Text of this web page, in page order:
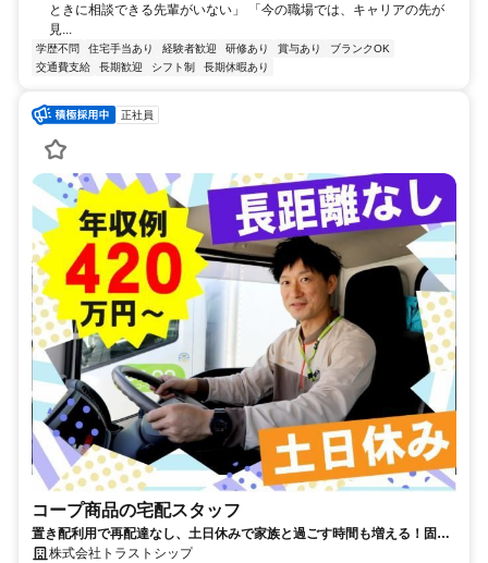
ときに相談できる先輩がいない」 「今の職場では、キャリアの先が
見...
学歴不問 住宅手当あり 経験者歓迎 研修あり 賞与あり
ブランクOK
交通費支給
長期歓迎 シフト制 長期休暇あり
正社員
コープ商品の宅配スタッフ
置き配利用で再配達なし、土日休みで家族と過ごす時間も増える！固定
ルートで未経験でも安心
株式会社トラストシップ